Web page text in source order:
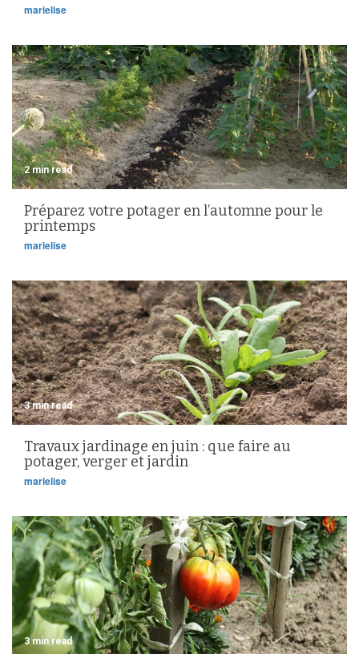
marielise
2 min read
Préparez votre potager en l’automne pour le
printemps
marielise
3 min read
Travaux jardinage en juin : que faire au
potager, verger et jardin
marielise
3 min read